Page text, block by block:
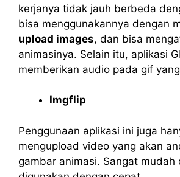
kerjanya tidak jauh berbeda
bisa menggunakannya dengan
upload images, dan bisa
animasinya. Selain itu, aplikasi
memberikan audio pada gif
Imgflip
Penggunaan aplikasi ini juga
mengupload video yang akan
gambar animasi. Sangat mudah